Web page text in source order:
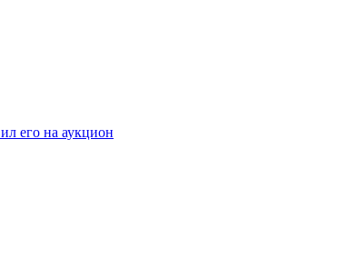
его на аукцион